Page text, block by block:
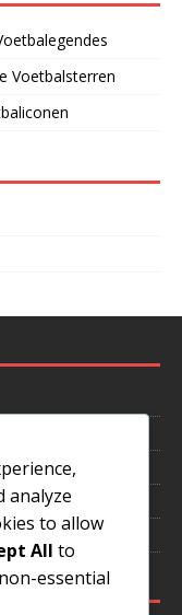
Voetbalsterren
analyze
to allow
All to
essential